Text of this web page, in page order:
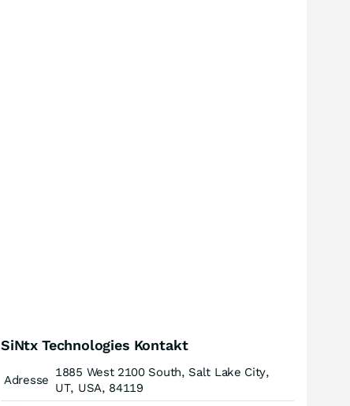
SiNtx Technologies Kontakt
Adresse
1885 West 2100 South, Salt Lake City,
UT, USA, 84119